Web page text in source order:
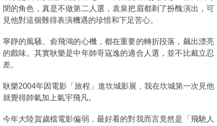
閉的角色，真是不做第二人選，袁泉把眉都剃了扮醜演出，可
見他對這個難得表演機遇的珍惜和下足苦心。
寧靜的風騷、俞飛鴻的心機，都在重要的轉折段落，飆出漂亮
的戲味。其實耿樂是中年帥哥寇逸的適合人選，並不比戴立忍
差。
耿樂2004年因電影「旅程」進坎城影展，我在坎城第一次見他
就覺得帥氣加上氣宇飛凡。
今年大陸賀歲檔電影偏弱，最好看的對我而言竟然是「飛馳人